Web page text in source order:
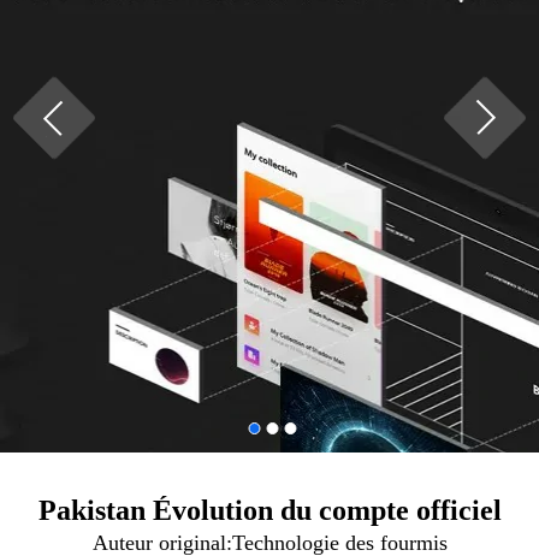
Pakistan Évolution du compte officiel
Auteur original:Technologie des fourmis